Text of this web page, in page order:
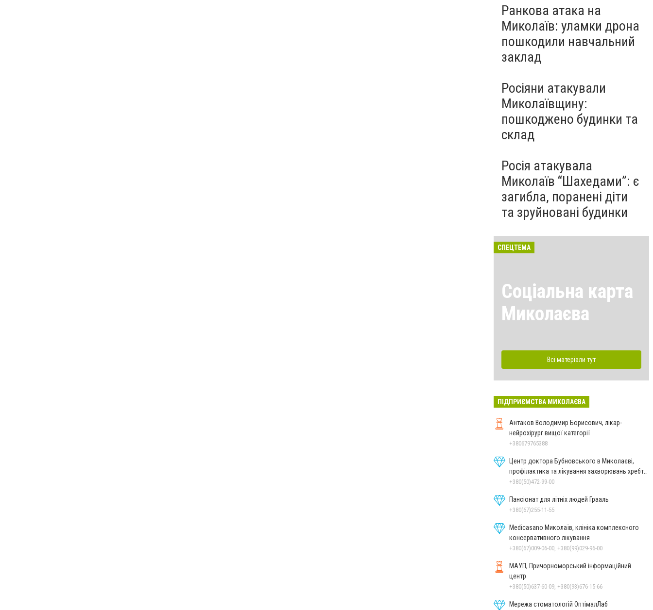
Ранкова атака на
Миколаїв: уламки дрона
пошкодили навчальний
заклад
Росіяни атакували
Миколаївщину:
пошкоджено будинки та
склад
Росія атакувала
Миколаїв “Шахедами”: є
загибла, поранені діти
та зруйновані будинки
СПЕЦТЕМА
Соціальна карта
Миколаєва
Всі матеріали тут
ПІДПРИЄМСТВА МИКОЛАЄВА
Антаков Володимир Борисович, лікар-
нейрохірург вищої категорії
+380679765388
Центр доктора Бубновського в Миколаєві,
профілактика та лікування захворювань хребта
і суглобів
+380(50)472-99-00
Пансіонат для літніх людей Грааль
+380(67)255-11-55
Medicasano Миколаїв, клініка комплексного
консервативного лікування
+380(67)009-06-00, +380(99)029-96-00
МАУП, Причорноморський інформаційний
центр
+380(50)637-60-09, +380(93)676-15-66
Мережа стоматологій ОптімалЛаб